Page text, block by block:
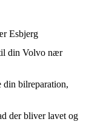
Esbjerg
din Volvo nær
din bilreparation,
der bliver lavet og